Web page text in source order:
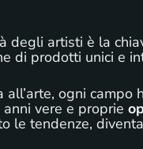
degli artisti è la
di prodotti unici e
all’arte, ogni campo
vere e proprie
le tendenze,